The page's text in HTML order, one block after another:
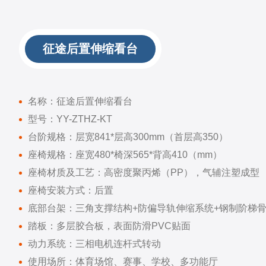
征途后置伸缩看台
名称：征途后置伸缩看台
型号：YY-ZTHZ-KT
台阶规格：层宽841*层高300mm（首层高350）
座椅规格：座宽480*椅深565*背高410（mm）
座椅材质及工艺：高密度聚丙烯（PP），气辅注塑成型
座椅安装方式：后置
底部台架：三角支撑结构+防偏导轨伸缩系统+钢制阶梯
踏板：多层胶合板，表面防滑PVC贴面
动力系统：三相电机连杆式转动
使用场所：体育场馆、赛事、学校、多功能厅